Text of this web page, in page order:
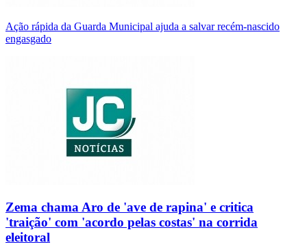
Ação rápida da Guarda Municipal ajuda a salvar recém-nascido
engasgado
Zema chama Aro de 'ave de rapina' e critica
'traição' com 'acordo pelas costas' na corrida
eleitoral